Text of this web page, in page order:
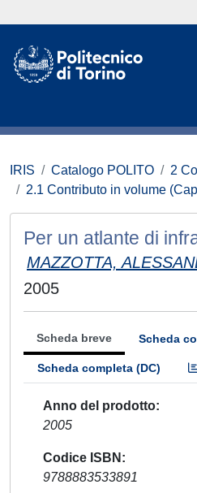
IRIS Catalogo POLITO
2
2.1 Contributo in volume
Per un atlante di
MAZZOTTA,
2005
Scheda breve Scheda
Scheda completa (DC)
Anno del prodotto
2005
Codice ISBN
9788883533891